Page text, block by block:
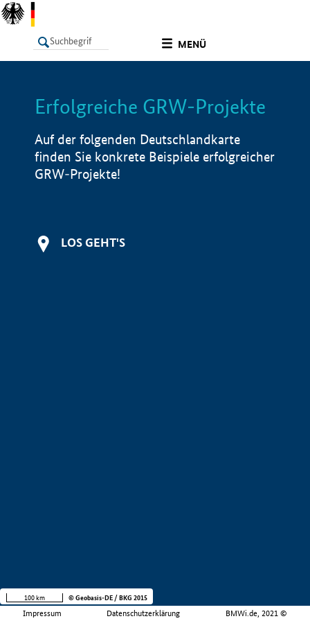
MENÜ
LISTE Info
Erfolgreiche GRW-Projekte
Auf der folgenden Deutschlandkarte
finden Sie konkrete Beispiele erfolgreicher
GRW-Projekte!
LOS GEHT'S
Impressum Datenschutzerklärung BMWi.de, 2021 ©
100 km © Geobasis-DE / BKG 2015